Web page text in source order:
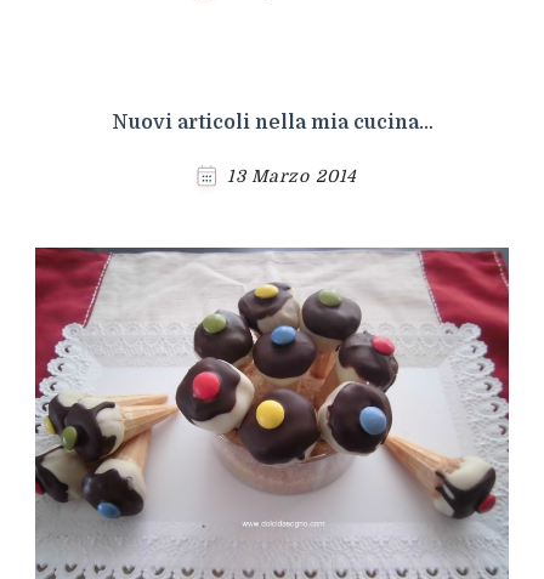
Nuovi articoli nella mia cucina…
13 Marzo 2014